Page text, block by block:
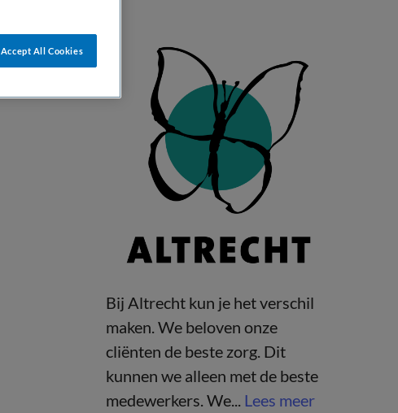
Bij Altrecht kun je het verschil
maken. We beloven onze
cliënten de beste zorg. Dit
kunnen we alleen met de beste
medewerkers. We... Lees meer
Accept All Cookies